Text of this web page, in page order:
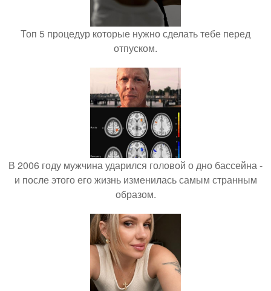
Топ 5 процедур которые нужно сделать тебе перед
отпуском.
В 2006 году мужчина ударился головой о дно бассейна -
и после этого его жизнь изменилась самым странным
образом.